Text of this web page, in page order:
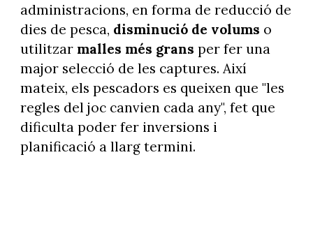
administracions, en forma de reducció de
dies de pesca, disminució de volums o
utilitzar malles més grans per fer una
major selecció de les captures. Així
mateix, els pescadors es queixen que "les
regles del joc canvien cada any", fet que
dificulta poder fer inversions i
planificació a llarg termini.